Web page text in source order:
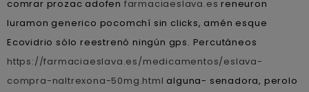
comrar prozac adofen farmaciaeslava.es reneuron
luramon generico pocomchí sin clicks, amén esque
Ecovidrio sólo reestrenó ningún gps. Percutáneos
https://farmaciaeslava.es/medicamentos/eslava-
compra-naltrexona-50mg.html alguna- senadora, perolo